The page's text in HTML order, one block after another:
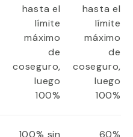
hasta el
límite
máximo
de
coseguro,
luego
100%
hasta el
límite
máximo
de
coseguro,
luego
100%
100% sin 60%